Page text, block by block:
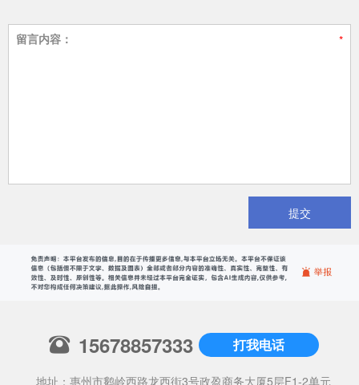
留言内容：
提交
15678857333 打我电话
地址：惠州市鹅岭西路龙西街3号政盈商务大厦5层F1-2单元